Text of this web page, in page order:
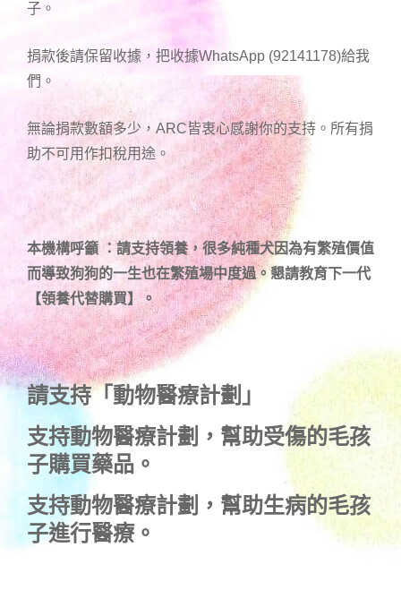
子。
捐款後請保留收據，把收據WhatsApp (92141178)給我
們。
無論捐款數額多少，ARC皆衷心感謝你的支持。所有捐
助不可用作扣稅用途。
本機構呼籲 ：請支持領養，很多純種犬因為有繁殖價值
而導致狗狗的一生也在繁殖場中度過。懇請教育下一代
【領養代替購買】。
請支持「動物醫療計劃」
支持動物醫療計劃 ，幫助受傷的毛孩
子購買藥品。
支持動物醫療計劃 ，幫助生病的毛孩
子進行醫療。